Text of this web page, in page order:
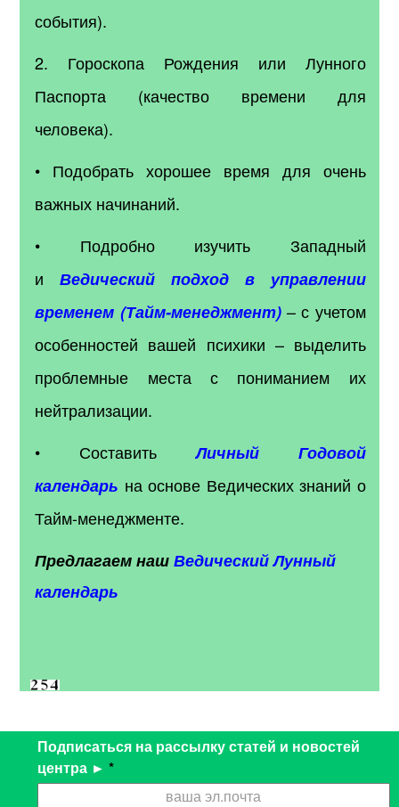
события).
2. Гороскопа Рождения или Лунного
Паспорта (качество времени для
человека).
• Подобрать хорошее время для очень
важных начинаний.
• Подробно изучить Западный
иВедический подход в управлении
временем (Тайм-менеджмент)– с учетом
особенностей вашей психики – выделить
проблемные места с пониманием их
нейтрализации.
• СоставитьЛичный Годовой
календарь на основе Ведических знаний о
Тайм-менеджменте.
Предлагаем нашВедический Лунный
календарь
Подписаться на рассылку статей и новостей
центра ► *